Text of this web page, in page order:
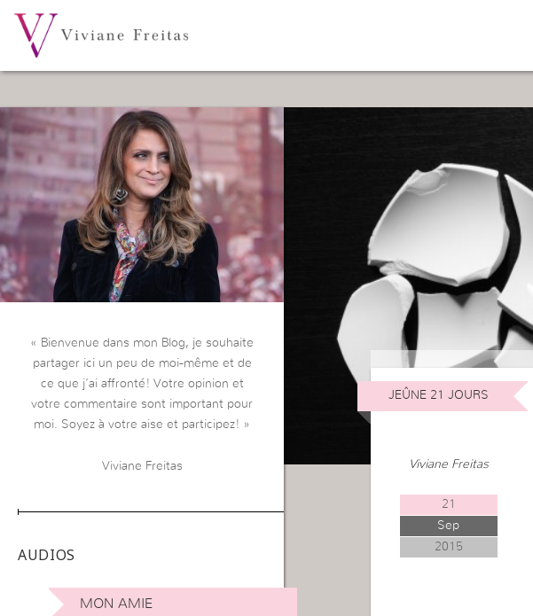
« Bienvenue dans mon Blog, je souhaite
partager ici un peu de moi-même et de
ce que j’ai affronté! Votre opinion et
votre commentaire sont important pour
moi. Soyez à votre aise et participez! »
Viviane Freitas
AUDIOS
MON AMIE
JEÛNE 21 JOURS
Viviane Freitas
21
Sep
2015